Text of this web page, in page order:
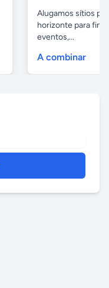
Alugamos sítios
horizonte para
eventos,...
A combinar